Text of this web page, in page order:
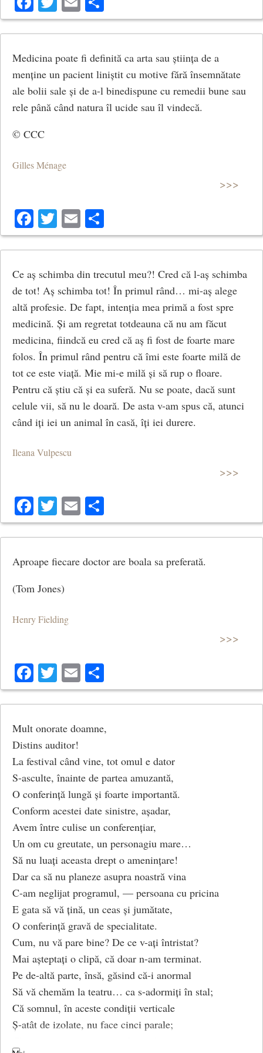
Medicina poate fi definită ca arta sau știința de a
menține un pacient liniștit cu motive fără însemnătate
ale bolii sale și de a-l binedispune cu remedii bune sau
rele până când natura îl ucide sau îl vindecă.
© CCC
Gilles Ménage
>>>
Facebook
Twitter
Email
Ce aș schimba din trecutul meu?! Cred că l-aș schimba
de tot! Aș schimba tot! În primul rând… mi-aș alege
altă profesie. De fapt, intenția mea primă a fost spre
medicină. Și am regretat totdeauna că nu am făcut
medicina, fiindcă eu cred că aș fi fost de foarte mare
folos. În primul rând pentru că îmi este foarte milă de
tot ce este viață. Mie mi-e milă și să rup o floare.
Pentru că știu că și ea suferă. Nu se poate, dacă sunt
celule vii, să nu le doară. De asta v-am spus că, atunci
când iți iei un animal în casă, îți iei durere.
Ileana Vulpescu
>>>
Facebook
Twitter
Email
Aproape fiecare doctor are boala sa preferată.
(Tom Jones)
Henry Fielding
>>>
Facebook
Twitter
Email
Mult onorate doamne,
Distins auditor!
La festival când vine, tot omul e dator
S-asculte, înainte de partea amuzantă,
O conferință lungă și foarte importantă.
Conform acestei date sinistre, așadar,
Avem între culise un conferențiar,
Un om cu greutate, un personagiu mare…
Să nu luați aceasta drept o amenințare!
Dar ca să nu planeze asupra noastră vina
C-am neglijat programul, — persoana cu pricina
E gata să vă țină, un ceas și jumătate,
O conferință gravă de specialitate.
Cum, nu vă pare bine? De ce v-ați întristat?
Mai așteptați o clipă, că doar n-am terminat.
Pe de-altă parte, însă, găsind că-i anormal
Să vă chemăm la teatru… ca s-adormiți în stal;
Că somnul, în aceste condiții verticale
Ș-atât de izolate, nu face cinci parale;